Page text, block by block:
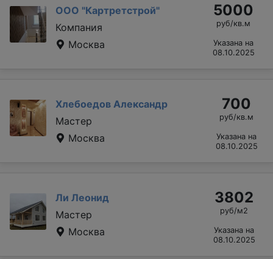
ООО "Картретстрой"
Компания
Москва
5000
руб/кв.м
Указана на
08.10.2025
Хлебоедов Александр
Мастер
Москва
700
руб/кв.м
Указана на
08.10.2025
Ли Леонид
Мастер
Москва
3802
руб/м2
Указана на
08.10.2025